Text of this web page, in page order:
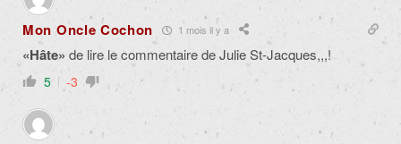
Mon Oncle Cochon 1 mois il y a
«Hâte» de lire le commentaire de Julie St-Jacques,,,!
5 -3